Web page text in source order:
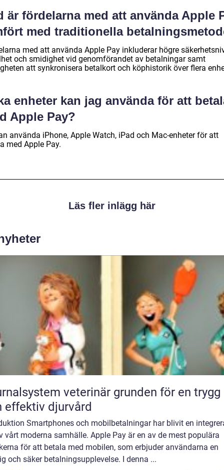
är fördelarna med att använda Apple
med traditionella
med att använda Apple Pay inkluderar högre
och smidighet vid genomförandet av betalningar samt
att synkronisera betalkort och köphistorik över flera
enheter kan jag använda för att
Apple Pay?
använda iPhone, Apple Watch, iPad och Mac-enheter för att
med Apple Pay.
Läs fler inlägg här
veterinär grunden för en trygg
effektiv djurvård
Smartphones och mobilbetalningar har blivit en
vårt moderna samhälle. Apple Pay är en av de mest populära
för att betala med mobilen, som erbjuder användarna en
och säker betalningsupplevelse. I denna ...